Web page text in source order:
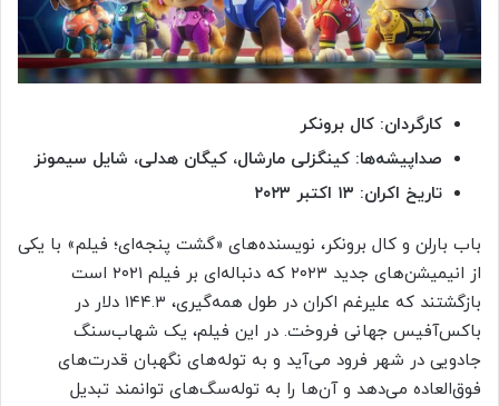
کارگردان: کال برونکر
صداپیشه‌ها: کینگزلی مارشال، کیگان هدلی، شایل سیمونز
تاریخ اکران: ۱۳ اکتبر ۲۰۲۳
باب بارلن و کال برونکر، نویسنده‌های «گشت پنجه‌ای؛ فیلم» با یکی
از انیمیشن‌های جدید ۲۰۲۳ که دنباله‌ای بر فیلم ۲۰۲۱ است
بازگشتند که علیرغم اکران در طول همه‌گیری، ۱۴۴.۳ دلار در
باکس‌آفیس جهانی فروخت. در این فیلم، یک شهاب‌سنگ
جادویی در شهر فرود می‌آید و به توله‌های نگهبان قدرت‌های
فوق‌العاده می‌دهد و آن‌ها را به توله‌سگ‌های توانمند تبدیل